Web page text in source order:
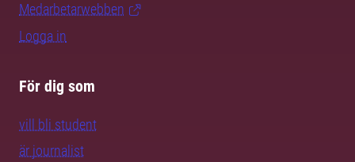
Medarbetarwebben
Logga in
För dig som
vill bli student
är journalist